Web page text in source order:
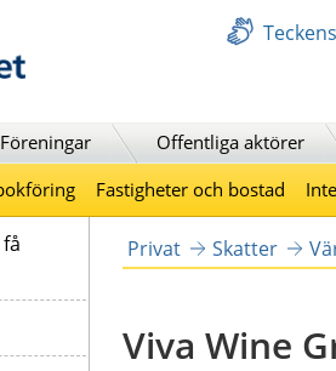
Föreningar Offentliga aktörer
Fastigheter och bostad
Privat Skatter
Viva Wine